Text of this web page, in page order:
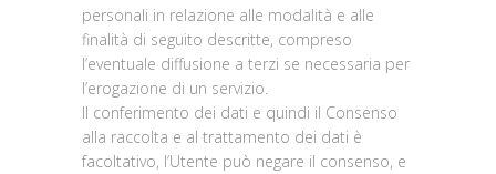
personali in relazione alle modalità e alle
finalità di seguito descritte, compreso
l’eventuale diffusione a terzi se necessaria per
l’erogazione di un servizio.
Il conferimento dei dati e quindi il Consenso
alla raccolta e al trattamento dei dati è
facoltativo, l’Utente può negare il consenso, e